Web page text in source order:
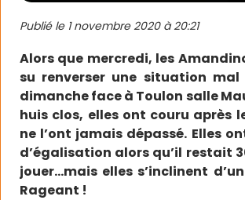
Publié le 1 novembre 2020 à 20:21
Alors que mercredi, les
su renverser une situation mal
dimanche face à Toulon salle
huis clos, elles ont couru après
ne l’ont jamais dépassé. Elles
d’égalisation alors qu’il restait
jouer…mais elles s’inclinent
Rageant !